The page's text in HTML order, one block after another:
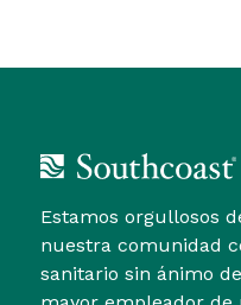
Estamos orgullosos
nuestra comunidad
sanitario sin ánimo